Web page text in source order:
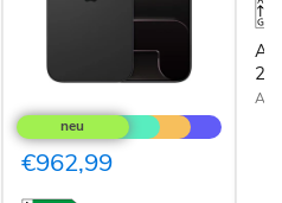
iPhone
Air
256GB
Space
€962,99